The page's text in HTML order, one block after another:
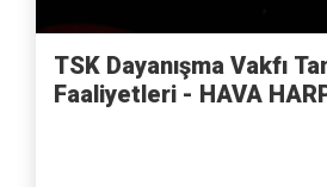
TSK Dayanışma Vakfı
Faaliyetleri - HAVA